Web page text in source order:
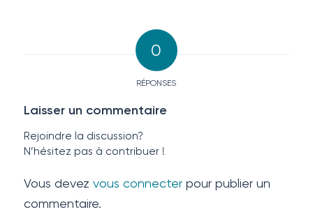
0
RÉPONSES
Laisser un commentaire
Rejoindre la discussion?
N’hésitez pas à contribuer !
Vous devez vous connecterpour publier un
commentaire.